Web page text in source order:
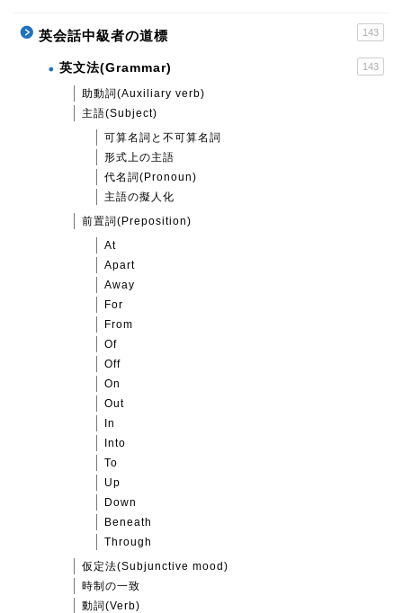
英会話中級者の道標 143
英文法(Grammar) 143
助動詞(Auxiliary verb)
主語(Subject)
可算名詞と不可算名詞
形式上の主語
代名詞(Pronoun)
主語の擬人化
前置詞(Preposition)
At
Apart
Away
For
From
Of
Off
On
Out
In
Into
To
Up
Down
Beneath
Through
仮定法(Subjunctive mood)
時制の一致
動詞(Verb)